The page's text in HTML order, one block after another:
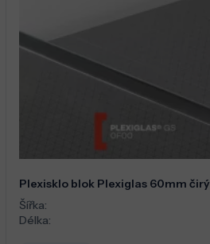
Plexisklo blok Plexiglas 60mm čirý
Šířka:
Délka: